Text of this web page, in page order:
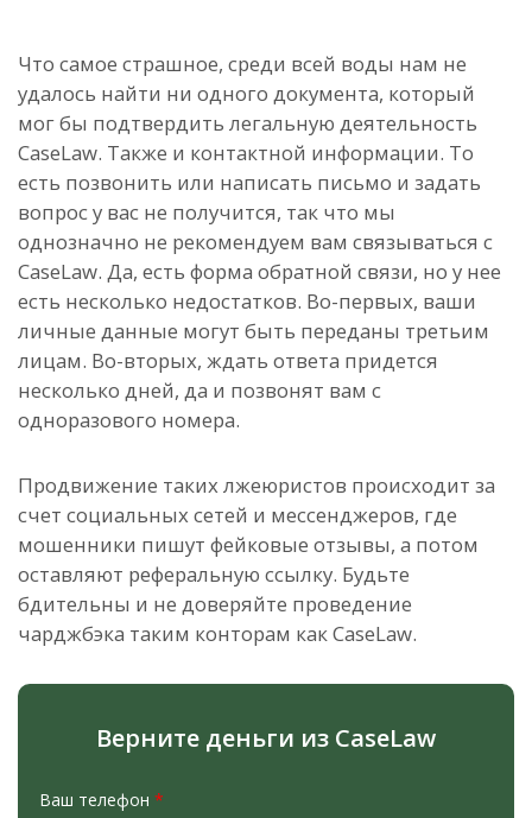
Что самое страшное, среди всей воды нам не
удалось найти ни одного документа, который
мог бы подтвердить легальную деятельность
CaseLaw. Также и контактной информации. То
есть позвонить или написать письмо и задать
вопрос у вас не получится, так что мы
однозначно не рекомендуем вам связываться с
CaseLaw. Да, есть форма обратной связи, но у нее
есть несколько недостатков. Во-первых, ваши
личные данные могут быть переданы третьим
лицам. Во-вторых, ждать ответа придется
несколько дней, да и позвонят вам с
одноразового номера.
Продвижение таких лжеюристов происходит за
счет социальных сетей и мессенджеров, где
мошенники пишут фейковые отзывы, а потом
оставляют реферальную ссылку. Будьте
бдительны и не доверяйте проведение
чарджбэка таким конторам как CaseLaw.
Верните деньги из CaseLaw
Ваш телефон *